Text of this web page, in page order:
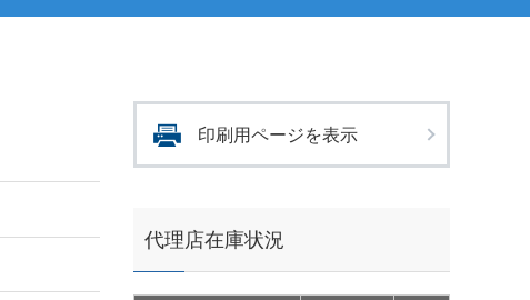
印刷用ページを表示
代理店在庫状況